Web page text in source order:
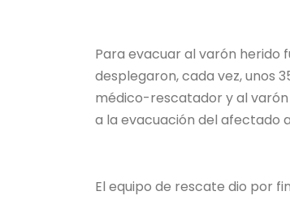
Para evacuar al varón herido
desplegaron, cada vez, unos
médico-rescatador y al
a la evacuación del afectado
El equipo de rescate dio por